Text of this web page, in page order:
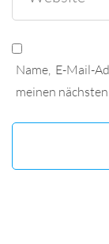
Name, E-Mail-
meinen